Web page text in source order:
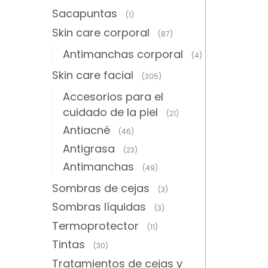
Sacapuntas (1)
Skin care corporal (87)
Antimanchas corporal (4)
Skin care facial (305)
Accesorios para el
cuidado de la piel
(21)
Antiacné (46)
Antigrasa (23)
Antimanchas (49)
Sombras de cejas (3)
Sombras líquidas (3)
Termoprotector (11)
Tintas (30)
Tratamientos de cejas y